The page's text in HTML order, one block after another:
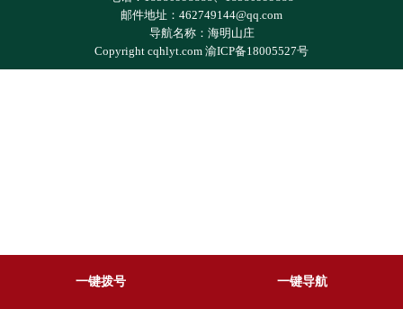
邮件地址：462749144@qq.com
导航名称：海明山庄
Copyright cqhlyt.com 渝ICP备18005527号
一键拨号 一键导航